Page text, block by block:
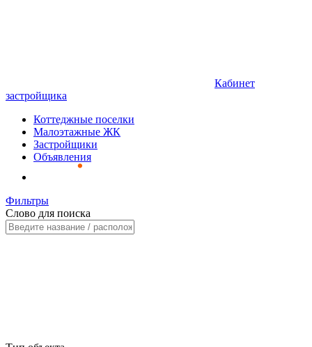
Кабинет
застройщика
Коттеджные поселки
Малоэтажные ЖК
Застройщики
Объявления
Фильтры
Слово для поиска